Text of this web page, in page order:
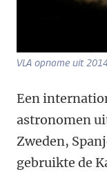
VLA opname uit
Een
astronomen
Zweden,
gebruikte de